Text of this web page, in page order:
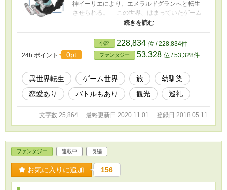
神イーリエにより、エメラルドグランへと転生
させられる。 この世界、はまっていたゲーム
の世界そのもので、アヴァンとユリィというア
後の世界では、浄化箱を持つ者が激減してお
り、闇の王のアメジスト・フォグに汚染された
土地が増え、人々が窮屈に暮らしている。 闇
の王を抑えるので手いっぱいだという三神に頼
まれ、浄化箱を持って歩きながらアメジスト・
フォグを浄化しつつ、二十四の聖地を巡礼し、
アメジスト・フォグに汚染された聖獣を解放す
バトルや、聖地で聖獣と戦ったり。ゆるーい巡
礼の旅です。 R15は残酷描写のための保険で
す。 -------------------- ・注意 2011年頃に、なろ
うサイトで書いてた作品「カオスミスト・オン
ライン」（後に「モノクローム・ディスコー
ド」に改題しました）のリメイク版です。現在
はそちらは削除しています。 四回くらい書き
直したけど、また書き直した。 最近の自分の
24h.ポイント 0pt
小説 228,834 位 / 228,834件
ファンタジー 53,328 位 / 53,328件
異世界転生 ゲーム世界 旅
幼馴染
恋愛あり
バトルもあり 観光 巡礼
文字数 25,864 最終更新日 2020.11.01 登録日 2018.05.11
ファンタジー 連載中 長編
お気に入りに追加 156